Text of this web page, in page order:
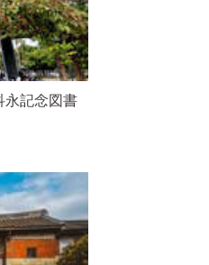
永記念図書